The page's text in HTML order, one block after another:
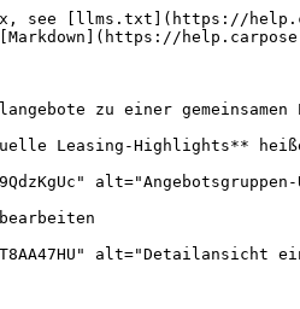
see [llms.txt](https://
zu einer
Leasing-Highlights**
alt="Detailansicht